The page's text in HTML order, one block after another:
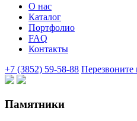
О нас
Каталог
Портфолио
FAQ
Контакты
+7 (3852) 59-58-88 Перезвоните
Памятники